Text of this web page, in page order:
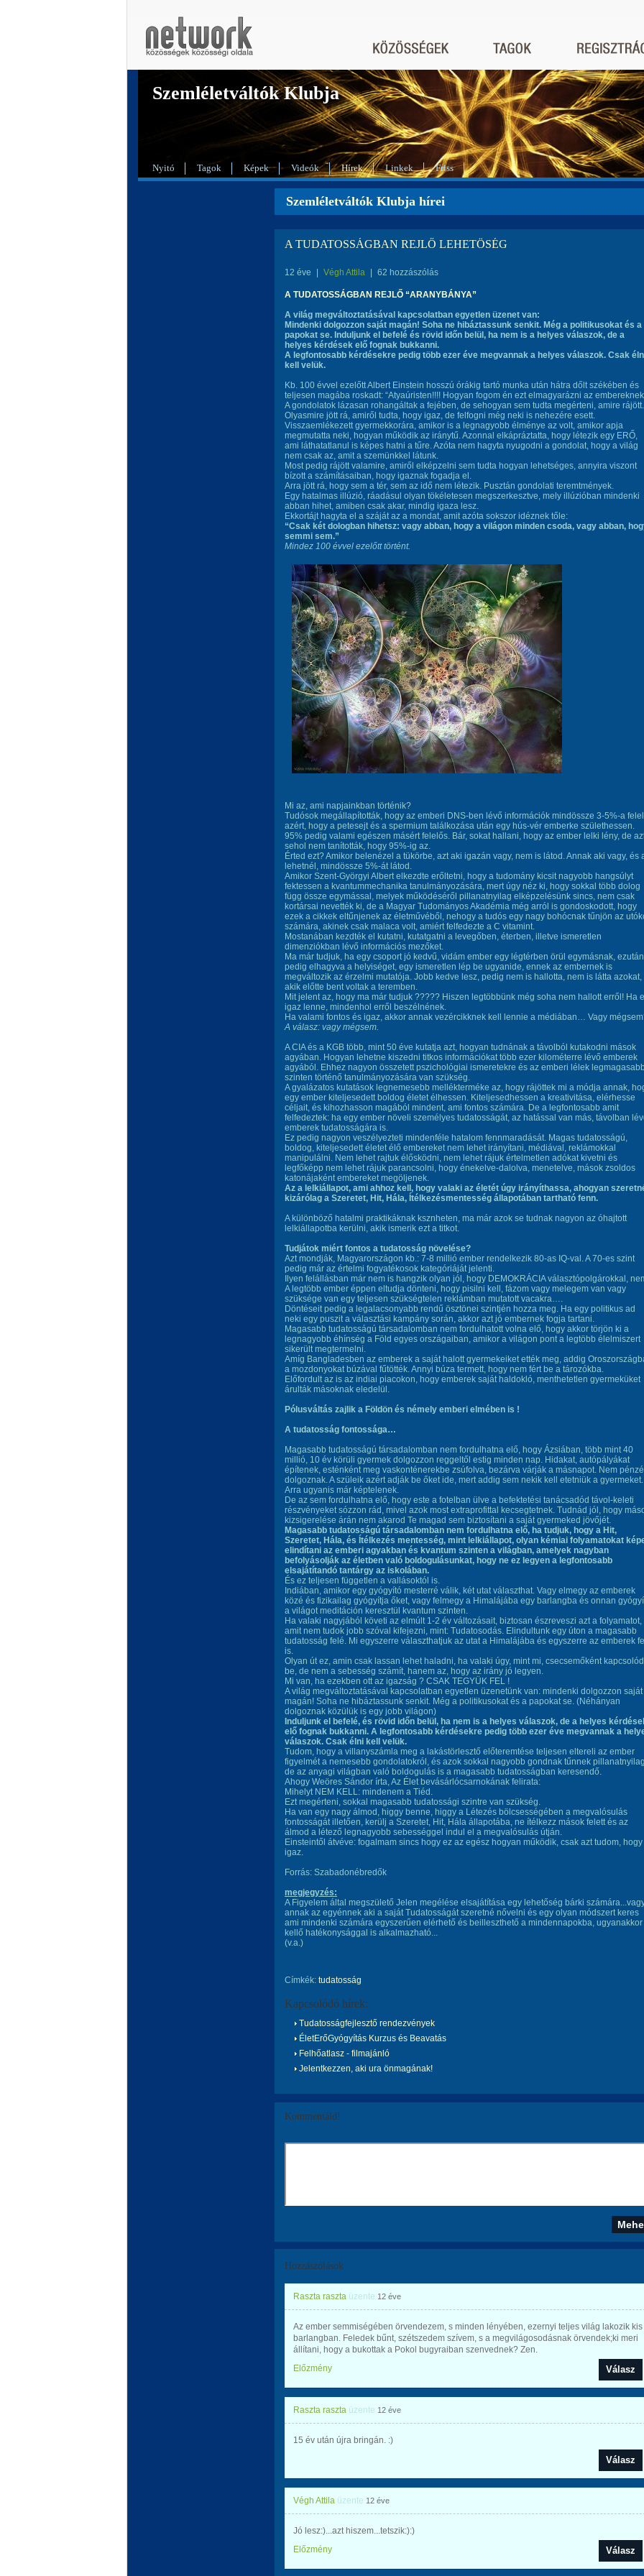
Szemléletváltók Klubja
Nyitó Tagok Képek Videók Hírek Linkek Friss
Szemléletváltók Klubja hírei
A TUDATOSSÁGBAN REJLŐ LEHETÖSÉG
12 éve Végh Attila 62 hozzászólás
A TUDATOSSÁGBAN REJLŐ “ARANYBÁNYA”
A világ megváltoztatásával kapcsolatban egyetlen üzenet van:
Mindenki dolgozzon saját magán! Soha ne hibáztassunk senkit. Még a politikusokat és a
papokat se. Induljunk el befelé és rövid időn belül, ha nem is a helyes válaszok, de a
helyes kérdések elő fognak bukkanni.
A legfontosabb kérdésekre pedig több ezer éve megvannak a helyes válaszok. Csak
kell velük.
Kb. 100 évvel ezelőtt Albert Einstein hosszú órákig tartó munka után hátra dőlt székében és
teljesen magába roskadt: “Atyaúristen!!!! Hogyan fogom én ezt elmagyarázni az
A gondolatok lázasan rohangáltak a fejében, de sehogyan sem tudta megérteni, amire rájött.
Olyasmire jött rá, amiről tudta, hogy igaz, de felfogni még neki is nehezére esett.
Visszaemlékezett gyermekkorára, amikor is a legnagyobb élménye az volt, amikor apja
megmutatta neki, hogyan működik az iránytű. Azonnal elkápráztatta, hogy létezik egy ERŐ,
ami láthatatlanul is képes hatni a tűre. Azóta nem hagyta nyugodni a gondolat, hogy a világ
nem csak az, amit a szemünkkel látunk.
Most pedig rájött valamire, amiről elképzelni sem tudta hogyan lehetséges, annyira viszont
bízott a számításaiban, hogy igaznak fogadja el.
Arra jött rá, hogy sem a tér, sem az idő nem létezik. Pusztán gondolati teremtmények.
Egy hatalmas illúzió, ráadásul olyan tökéletesen megszerkesztve, mely illúzióban mindenki
abban hihet, amiben csak akar, mindig igaza lesz.
Ekkortájt hagyta el a száját az a mondat, amit azóta sokszor idéznek tőle:
“Csak két dologban hihetsz: vagy abban, hogy a világon minden csoda, vagy abban,
semmi sem.”
Mindez 100 évvel ezelőtt történt.
Mi az, ami napjainkban történik?
Tudósok megállapították, hogy az emberi DNS-ben lévő információk mindössze 3-5%-a
azért, hogy a petesejt és a spermium találkozása után egy hús-vér emberke születhessen.
95% pedig valami egészen másért felelős. Bár, sokat hallani, hogy az ember lelki lény, de
sehol nem tanították, hogy 95%-ig az.
Érted ezt? Amikor belenézel a tükörbe, azt aki igazán vagy, nem is látod. Annak aki vagy, és
lehetnél, mindössze 5%-át látod.
Amikor Szent-Györgyi Albert elkezdte erőltetni, hogy a tudomány kicsit nagyobb hangsúlyt
fektessen a kvantummechanika tanulmányozására, mert úgy néz ki, hogy sokkal több dolog
függ össze egymással, melyek működéséről pillanatnyilag elképzelésünk sincs, nem csak
kortársai nevették ki, de a Magyar Tudományos Akadémia még arról is gondoskodott, hogy
ezek a cikkek eltűnjenek az életművéből, nehogy a tudós egy nagy bohócnak tűnjön az
számára, akinek csak malaca volt, amiért felfedezte a C vitamint.
Mostanában kezdték el kutatni, kutatgatni a levegőben, éterben, illetve ismeretlen
dimenziókban lévő információs mezőket.
Ma már tudjuk, ha egy csoport jó kedvű, vidám ember egy légtérben örül egymásnak, ezután
pedig elhagyva a helyiséget, egy ismeretlen lép be ugyanide, ennek az embernek is
megváltozik az érzelmi mutatója. Jobb kedve lesz, pedig nem is hallotta, nem is látta azokat,
akik előtte bent voltak a teremben.
Mit jelent az, hogy ma már tudjuk ????? Hiszen legtöbbünk még soha nem hallott erről! Ha
igaz lenne, mindenhol erről beszélnének.
Ha valami fontos és igaz, akkor annak vezércikknek kell lennie a médiában… Vagy
A válasz: vagy mégsem.
A CIA és a KGB több, mint 50 éve kutatja azt, hogyan tudnának a távolból kutakodni mások
agyában. Hogyan lehetne kiszedni titkos információkat több ezer kilométerre lévő emberek
agyából. Ehhez nagyon összetett pszichológiai ismeretekre és az emberi lélek legmagasabb
szinten történő tanulmányozására van szükség.
A gyalázatos kutatások legnemesebb mellékterméke az, hogy rájöttek mi a módja annak,
egy ember kiteljesedett boldog életet élhessen. Kiteljesedhessen a kreativitása, elérhesse
céljait, és kihozhasson magából mindent, ami fontos számára. De a legfontosabb amit
felfedeztek: ha egy ember növeli személyes tudatosságát, az hatással van más, távolban
emberek tudatosságára is.
Ez pedig nagyon veszélyezteti mindenféle hatalom fennmaradását. Magas tudatosságú,
boldog, kiteljesedett életet élő embereket nem lehet irányítani, médiával, reklámokkal
manipulálni. Nem lehet rajtuk élősködni, nem lehet rájuk értelmetlen adókat kivetni és
legfőképp nem lehet rájuk parancsolni, hogy énekelve-dalolva, menetelve, mások zsoldos
katonájaként embereket megöljenek.
Az a lelkiállapot, ami ahhoz kell, hogy valaki az életét úgy irányíthassa, ahogyan
kizárólag a Szeretet, Hit, Hála, Ítélkezésmentesség állapotában tartható fenn.
A különböző hatalmi praktikáknak ksznheten, ma már azok se tudnak nagyon az óhajtott
lelkiállapotba kerülni, akik ismerik ezt a titkot.
Tudjátok miért fontos a tudatosság növelése?
Azt mondják, Magyarországon kb.: 7-8 millió ember rendelkezik 80-as IQ-val. A 70-es szint
pedig már az értelmi fogyatékosok kategóriáját jelenti.
Ilyen felállásban már nem is hangzik olyan jól, hogy DEMOKRÁCIA választópolgárokkal,
A legtöbb ember éppen eltudja dönteni, hogy pisilni kell, fázom vagy melegem van vagy
szüksége van egy teljesen szükségtelen reklámban mutatott vacakra….
Döntéseit pedig a legalacsonyabb rendű ösztönei szintjén hozza meg. Ha egy politikus ad
neki egy puszit a választási kampány során, akkor azt jó embernek fogja tartani.
Magasabb tudatosságú társadalomban nem fordulhatott volna elő, hogy akkor törjön ki a
legnagyobb éhínség a Föld egyes országaiban, amikor a világon pont a legtöbb élelmiszert
sikerült megtermelni.
Amíg Bangladesben az emberek a saját halott gyermekeiket ették meg, addig
a mozdonyokat búzával fűtötték. Annyi búza termett, hogy nem fért be a tározókba.
Előfordult az is az indiai piacokon, hogy emberek saját haldokló, menthetetlen gyermeküket
árulták másoknak eledelül.
Pólusváltás zajlik a Földön és némely emberi elmében is !
A tudatosság fontossága…
Magasabb tudatosságú társadalomban nem fordulhatna elő, hogy Ázsiában, több mint 40
millió, 10 év körüli gyermek dolgozzon reggeltől estig minden nap. Hidakat, autópályákat
építenek, esténként meg vaskonténerekbe zsúfolva, bezárva várják a másnapot. Nem
dolgoznak. A szüleik azért adják be őket ide, mert addig sem nekik kell etetniük a gyermeket.
Arra ugyanis már képtelenek.
De az sem fordulhatna elő, hogy este a fotelban ülve a befektetési tanácsadód távol-keleti
részvényeket sózzon rád, mivel azok most extraprofittal kecsegtetnek. Tudnád jól, hogy
kizsigerelése árán nem akarod Te magad sem biztosítani a saját gyermeked jövőjét.
Magasabb tudatosságú társadalomban nem fordulhatna elő, ha tudjuk, hogy a Hit,
Szeretet, Hála, és Ítélkezés mentesség, mint lelkiállapot, olyan kémiai folyamatokat
elindítani az emberi agyakban és kvantum szinten a világban, amelyek nagyban
befolyásolják az életben való boldogulásunkat, hogy ne ez legyen a legfontosabb
elsajátítandó tantárgy az iskolában.
És ez teljesen független a vallásoktól is.
Indiában, amikor egy gyógyító mesterré válik, két utat választhat. Vagy elmegy az emberek
közé és fizikailag gyógyítja őket, vagy felmegy a Himalájába egy barlangba és onnan
a világot meditáción keresztül kvantum szinten.
Ha valaki nagyjából követi az elmúlt 1-2 év változásait, biztosan észreveszi azt a folyamatot,
amit nem tudok jobb szóval kifejezni, mint: Tudatosodás. Elindultunk egy úton a magasabb
tudatosság felé. Mi egyszerre választhatjuk az utat a Himalájába és egyszerre az emberek
is.
Olyan út ez, amin csak lassan lehet haladni, ha valaki úgy, mint mi, csecsemőként
be, de nem a sebesség számít, hanem az, hogy az irány jó legyen.
Mi van, ha ezekben ott az igazság ? CSAK TEGYÜK FEL !
A világ megváltoztatásával kapcsolatban egyetlen üzenetünk van: mindenki dolgozzon saját
magán! Soha ne hibáztassunk senkit. Még a politikusokat és a papokat se. (Néhányan
dolgoznak közülük is egy jobb világon)
Induljunk el befelé, és rövid időn belül, ha nem is a helyes válaszok, de a helyes
elő fognak bukkanni. A legfontosabb kérdésekre pedig több ezer éve megvannak a
válaszok. Csak élni kell velük.
Tudom, hogy a villanyszámla meg a lakástörlesztő előteremtése teljesen eltereli az ember
figyelmét a nemesebb gondolatokról, és azok sokkal nagyobb gondnak tűnnek
de az anyagi világban való boldogulás is a magasabb tudatosságban keresendő.
Ahogy Weöres Sándor írta, Az Élet bevásárlócsarnokának felirata:
Mihelyt NEM KELL: mindenem a Tiéd.
Ezt megérteni, sokkal magasabb tudatossági szintre van szükség.
Ha van egy nagy álmod, higgy benne, higgy a Létezés bölcsességében a megvalósulás
fontosságát illetően, kerülj a Szeretet, Hit, Hála állapotába, ne ítélkezz mások felett és az
álmod a létező legnagyobb sebességgel indul el a megvalósulás útján.
Einsteintől átvéve: fogalmam sincs hogy ez az egész hogyan működik, csak azt tudom, hogy
igaz.
Forrás: Szabadonébredők
megjegyzés:
A Figyelem által megszülető Jelen megélése elsajátítása egy lehetőség bárki
annak az egyénnek aki a saját Tudatosságát szeretné nővelni és egy olyan módszert keres
ami mindenki számára egyszerűen elérhető és beilleszthető a mindennapokba, ugyanakkor
kellő hatékonysággal is alkalmazható...
(v.a.)
Címkék: tudatosság
Kapcsolódó hírek:
Tudatosságfejlesztő rendezvények
ÉletErőGyógyítás Kurzus és Beavatás
Felhőatlasz - filmajánló
Jelentkezzen, aki ura önmagának!
Kommentáld!
Hozzászólások
Raszta raszta üzente 12 éve
Az ember semmiségében örvendezem, s minden lényében, ezernyi teljes világ lakozik kis
barlangban. Feledek bűnt, szétszedem szívem, s a megvilágosodásnak örvendek;ki meri
állítani, hogy a bukottak a Pokol bugyraiban szenvednek? Zen.
Előzmény
Válasz
Raszta raszta üzente 12 éve
15 év után újra bringán. :)
Válasz
Végh Attila üzente 12 éve
Jó lesz:)...azt hiszem...tetszik:):)
Előzmény
Válasz